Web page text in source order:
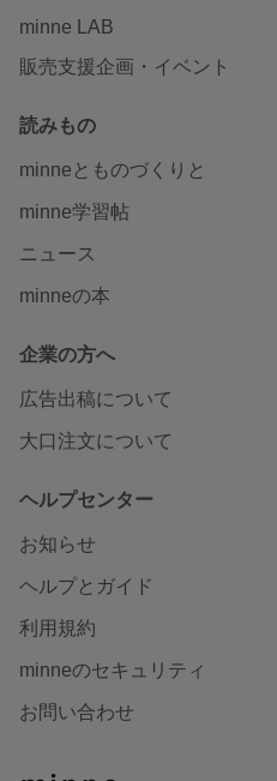
minne LAB
販売支援企画・イベント
読みもの
minneとものづくりと
minne学習帖
ニュース
minneの本
企業の方へ
広告出稿について
大口注文について
ヘルプセンター
お知らせ
ヘルプとガイド
利用規約
minneのセキュリティ
お問い合わせ